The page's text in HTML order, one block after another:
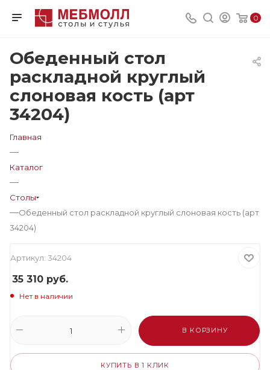
0
Обеденный стол
раскладной круглый
слоновая кость (арт
34204)
Главная
—
Каталог
—
Столы
—Обеденный стол раскладной круглый слоновая кость (арт
34204)
Артикул: 34204
35 310 руб.
Нет в наличии
В КОРЗИНУ
КУПИТЬ В 1 КЛИК